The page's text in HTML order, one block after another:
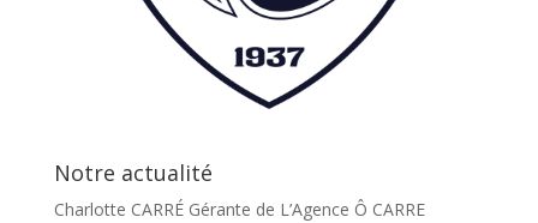
Notre actualité
Charlotte CARRÉ Gérante de L’Agence Ô CARRE